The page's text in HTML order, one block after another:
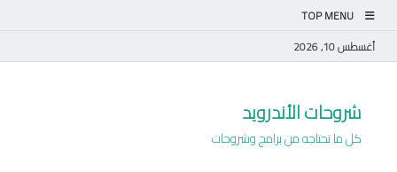
TOP MENU
أغسطس 10, 2026
شروحات الأندرويد
كل ما تحتاجه من برامج وشروحات